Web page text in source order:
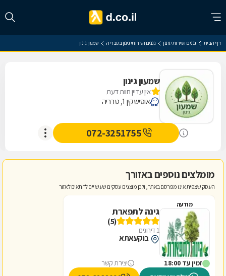
דף הבית גננים ושירותי גינון גננים ושירותי גינון בטבריה שמעון גינון
שמעון גינון
אין עדיין חוות דעת
אוסישקין 1, טבריה
072-3251755
מומלצים נוספים באזורך
העסק שצפית אינו מפרסם באתר, ולכן מוצגים עסקים שעשויים להתאים לאזור
מודעה
גינה לתפארת
(5)
1 דירוגים
בוקעאתא
זמין עד 18:00 יצירת קשר